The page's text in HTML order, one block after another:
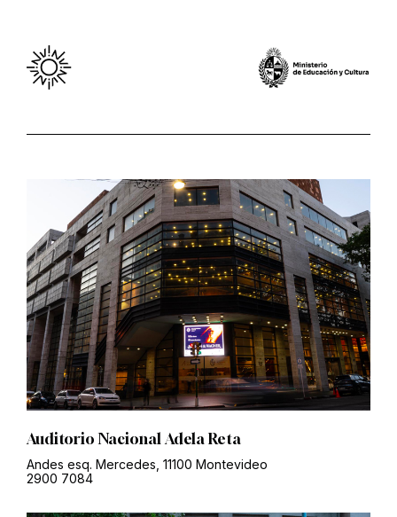
Auditorio Nacional Adela Reta
Andes esq. Mercedes, 11100 Montevideo
2900 7084